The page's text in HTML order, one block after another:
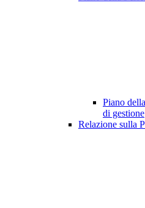
Piano
di gestione
Relazione sulla